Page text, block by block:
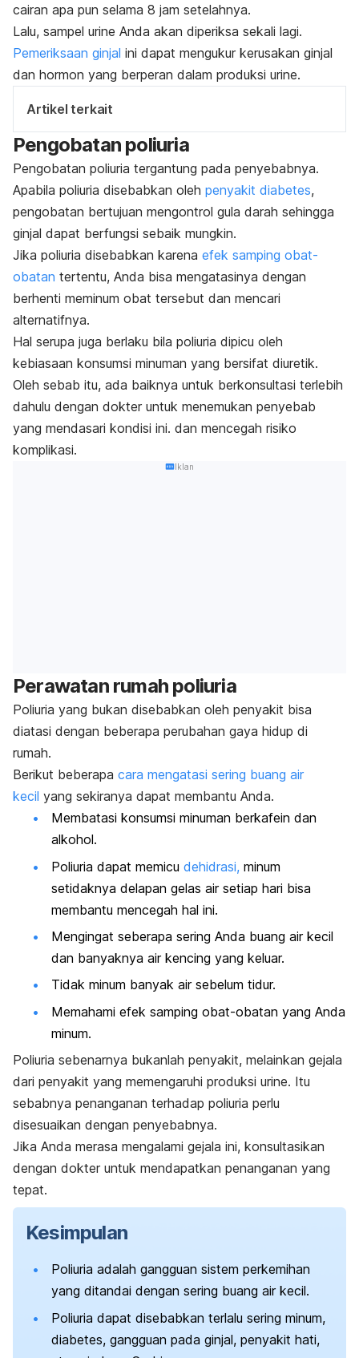
cairan apa pun selama 8 jam setelahnya.
Lalu, sampel urine Anda akan diperiksa sekali lagi.
Pemeriksaan ginjal ini dapat mengukur kerusakan ginjal
dan hormon yang berperan dalam produksi urine.
Artikel terkait
Pengobatan poliuria
Pengobatan poliuria tergantung pada penyebabnya.
Apabila poliuria disebabkan oleh penyakit diabetes,
pengobatan bertujuan mengontrol gula darah sehingga
ginjal dapat berfungsi sebaik mungkin.
Jika poliuria disebabkan karena efek samping obat-
obatan tertentu, Anda bisa mengatasinya dengan
berhenti meminum obat tersebut dan mencari
alternatifnya.
Hal serupa juga berlaku bila poliuria dipicu oleh
kebiasaan konsumsi minuman yang bersifat diuretik.
Oleh sebab itu, ada baiknya untuk berkonsultasi terlebih
dahulu dengan dokter untuk menemukan penyebab
yang mendasari kondisi ini. dan mencegah risiko
komplikasi.
Iklan
Perawatan rumah poliuria
Poliuria yang bukan disebabkan oleh penyakit bisa
diatasi dengan beberapa perubahan gaya hidup di
rumah.
Berikut beberapa cara mengatasi sering buang air
kecil yang sekiranya dapat membantu Anda.
Membatasi konsumsi minuman berkafein dan
alkohol.
Poliuria dapat memicu dehidrasi, minum
setidaknya delapan gelas air setiap hari bisa
membantu mencegah hal ini.
Mengingat seberapa sering Anda buang air kecil
dan banyaknya air kencing yang keluar.
Tidak minum banyak air sebelum tidur.
Memahami efek samping obat-obatan yang Anda
minum.
Poliuria sebenarnya bukanlah penyakit, melainkan gejala
dari penyakit yang memengaruhi produksi urine. Itu
sebabnya penanganan terhadap poliuria perlu
disesuaikan dengan penyebabnya.
Jika Anda merasa mengalami gejala ini, konsultasikan
dengan dokter untuk mendapatkan penanganan yang
tepat.
Kesimpulan
Poliuria adalah gangguan sistem perkemihan
yang ditandai dengan sering buang air kecil.
Poliuria dapat disebabkan terlalu sering minum,
diabetes, gangguan pada ginjal, penyakit hati,